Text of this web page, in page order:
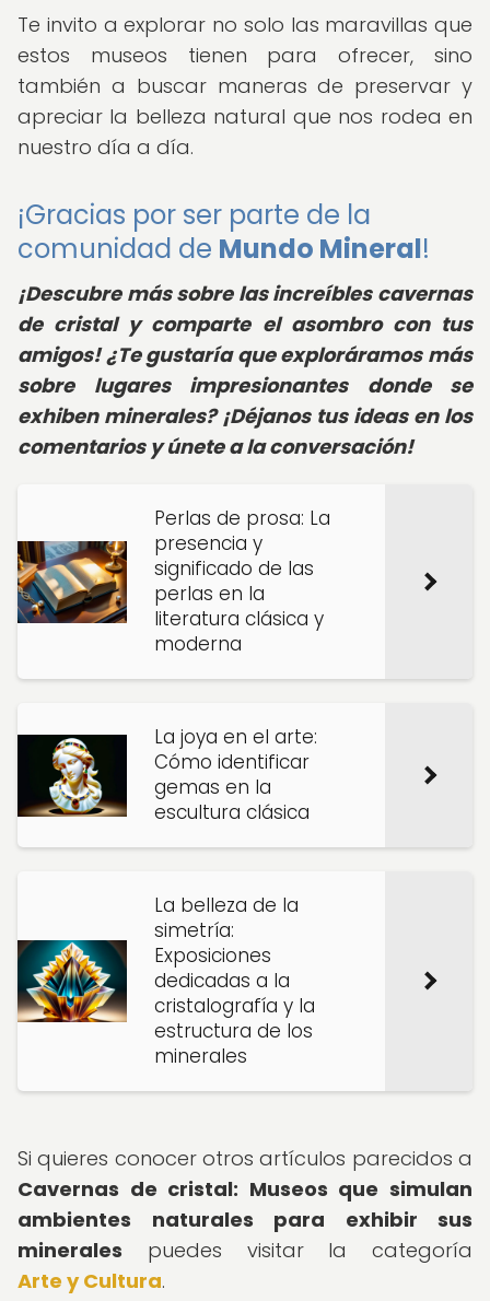
Te invito a explorar no solo las maravillas que
estos museos tienen para ofrecer, sino
también a buscar maneras de preservar y
apreciar la belleza natural que nos rodea en
nuestro día a día.
¡Gracias por ser parte de la
comunidad de Mundo Mineral!
¡Descubre más sobre las increíbles cavernas
de cristal y comparte el asombro con tus
amigos! ¿Te gustaría que exploráramos más
sobre lugares impresionantes donde se
exhiben minerales? ¡Déjanos tus ideas en los
comentarios y únete a la conversación!
Perlas de prosa: La
presencia y
significado de las
perlas en la
literatura clásica y
moderna
La joya en el arte:
Cómo identificar
gemas en la
escultura clásica
La belleza de la
simetría:
Exposiciones
dedicadas a la
cristalografía y la
estructura de los
minerales
Si quieres conocer otros artículos parecidos a
Cavernas de cristal: Museos que simulan
ambientes naturales para exhibir sus
minerales puedes visitar la categoría
Arte y Cultura.